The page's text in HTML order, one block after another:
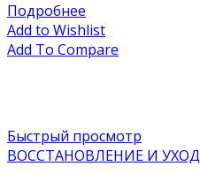
Подробнее
Add to Wishlist
Add To Compare
Быстрый просмотр
ВОССТАНОВЛЕНИЕ И УХОД